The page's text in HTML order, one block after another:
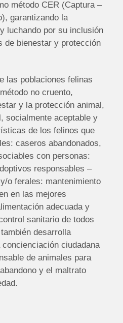
método CER (Captura –
garantizando la
luchando por su inclusión
de bienestar y protección
las poblaciones felinas
no cruento,
y la protección animal,
socialmente aceptable y
de los felinos que
caseros abandonados,
con personas:
responsables –
o ferales: mantenimiento
en las mejores
adecuada y
sanitario de todos
desarrolla
ciudadana
de animales para
y el maltrato